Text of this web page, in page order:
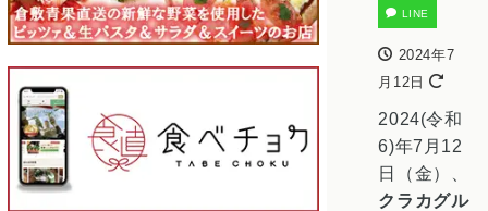
LINE
2024年7
月12日
2024(令和
6)年7月12
日（金）、
クラカグル